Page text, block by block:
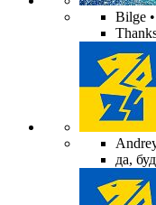
Bilge
да,